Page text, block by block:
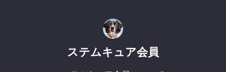
ステムキュア会員